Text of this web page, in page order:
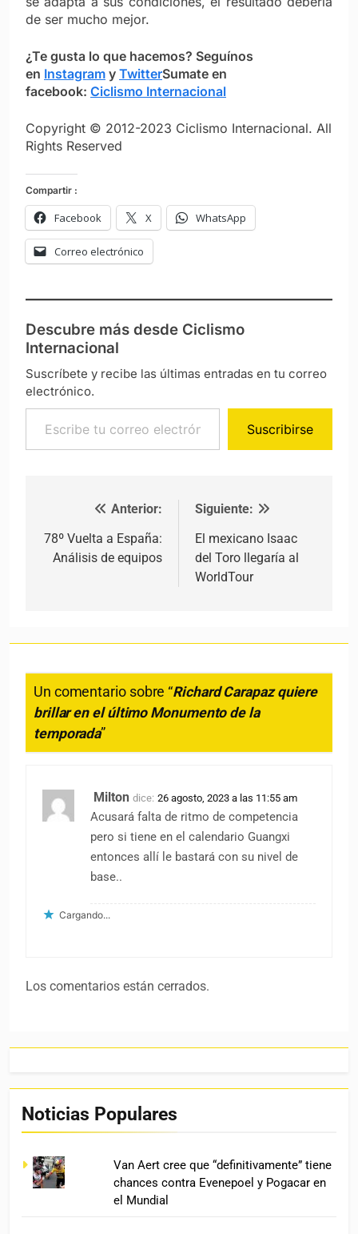
de ser mucho mejor.
¿Te gusta lo que hacemos? Seguínos
en Instagram y TwitterSumate en
facebook: Ciclismo Internacional
Copyright © 2012-2023 Ciclismo Internacional. All
Rights Reserved
Compartir :
Facebook X WhatsApp
Correo electrónico
Descubre más desde Ciclismo
Internacional
Suscríbete y recibe las últimas entradas en tu correo
electrónico.
Escribe tu correo electrónico…
Suscribirse
Navegación de entradas
Anterior:
78º Vuelta a España:
Análisis de equipos
Siguiente:
El mexicano Isaac
del Toro llegaría al
WorldTour
Un comentario sobre “Richard Carapaz quiere
brillar en el último Monumento de la
temporada”
Milton dice: 26 agosto, 2023 a las 11:55 am
Acusará falta de ritmo de competencia
pero si tiene en el calendario Guangxi
entonces allí le bastará con su nivel de
base..
Cargando...
Los comentarios están cerrados.
Noticias Populares
Van Aert cree que “definitivamente” tiene
chances contra Evenepoel y Pogacar en
el Mundial